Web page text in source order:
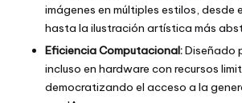
imágenes en múltiples estilos, desde
hasta la ilustración artística más
Eficiencia Computacional:Diseñado
incluso en hardware con recursos
democratizando el acceso a la